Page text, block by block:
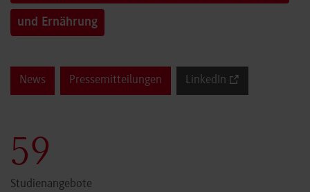
und Ernährung
News Pressemitteilungen LinkedIn
60
Studienangebote